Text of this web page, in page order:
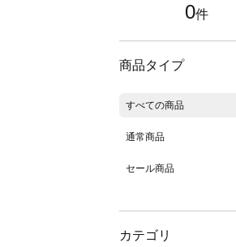
0件
商品タイプ
すべての商品
通常商品
セール商品
カテゴリ